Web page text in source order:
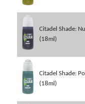
Citadel Shade:
(18ml)
Citadel Shade:
(18ml)